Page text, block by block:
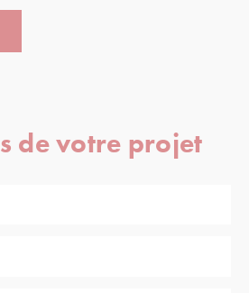
de votre projet